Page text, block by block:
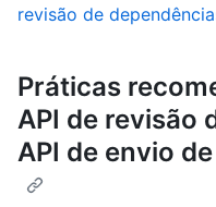
revisão de
Práticas
API de revisão
API de envio